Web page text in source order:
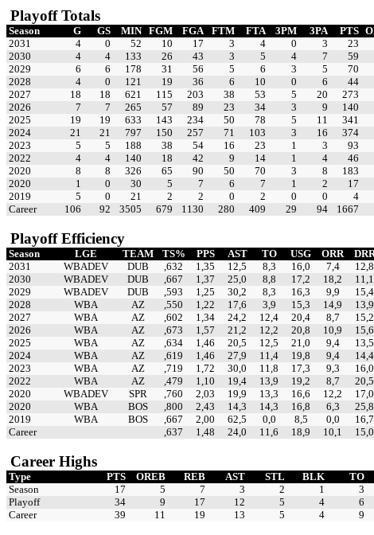
Playoff Totals
Season G GS MIN FGM FGA FTM FTA 3PM 3PA PTS
2031
4 0 52 10 17 3 4 0 3 23
2030
4 4 133 26 43 3 5 4 7 59
2029
6 6 178 31 56 5 6 3 5 70
2028
4 0 121 19 36 6 10 0 6 44
2027
18 18 621 115 203 38 53 5 20 273
2026
7 7 265 57 89 23 34 3 9 140
2025
19 19 633 143 234 50 78 5 11 341
2024
21 21 797 150 257 71 103 3 16 374
2023
5 5 188 38 54 16 23 1 3 93
2022
4 4 140 18 42 9 14 1 4 46
2020
8 8 326 65 90 50 70 3 8 183
2020
1 0 30 5 7 6 7 1 2 17
2019
5 0 21 2 2 0 2 0 0 4
Career
106 92 3505 679 1130 280 409 29 94 1667
Playoff Efficiency
Season LGE TEAM TS% PPS AST TO USG ORR
2031
WBADEV DUB ,632 1,35 12,5 8,3 16,0 7,4 12,8
2030
WBADEV DUB ,667 1,37 25,0 8,8 17,2 18,2 11,1
2029
WBADEV DUB ,593 1,25 30,2 8,3 16,3 9,9 15,4
2028
WBA AZ ,550 1,22 17,6 3,9 15,3 14,9 13,9
2027
WBA AZ ,602 1,34 24,2 12,4 20,4 8,7 15,2
2026
WBA AZ ,673 1,57 21,2 12,2 20,8 10,9 15,6
2025
WBA AZ ,634 1,46 20,5 12,5 21,0 9,4 13,5
2024
WBA AZ ,619 1,46 27,9 11,4 19,8 9,4 14,4
2023
WBA AZ ,719 1,72 30,0 11,8 17,3 9,3 16,0
2022
WBA AZ ,479 1,10 19,4 13,9 19,2 8,7 20,5
2020
WBADEV SPR ,760 2,03 19,9 13,3 16,6 12,2 17,0
2020
WBA BOS ,800 2,43 14,3 14,3 16,8 6,3 25,8
2019
WBA BOS ,667 2,00 62,5 0,0 8,5 0,0 16,7
Career
,637 1,48 24,0 11,6 18,9 10,1 15,0
Career Highs
Type PTS OREB REB AST STL BLK TO
Season
17 5 7 3 2 1 3
Playoff
34 9 17 12 5 4 6
Career
39 11 19 13 5 4 9